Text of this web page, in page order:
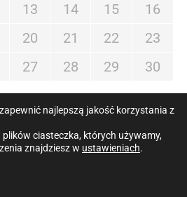
13 14 15
16
20 21 22
23
27 28 29
30
najlepszą jakość korzystania z
ciasteczka, których używamy,
znajdziesz w ustawieniach.